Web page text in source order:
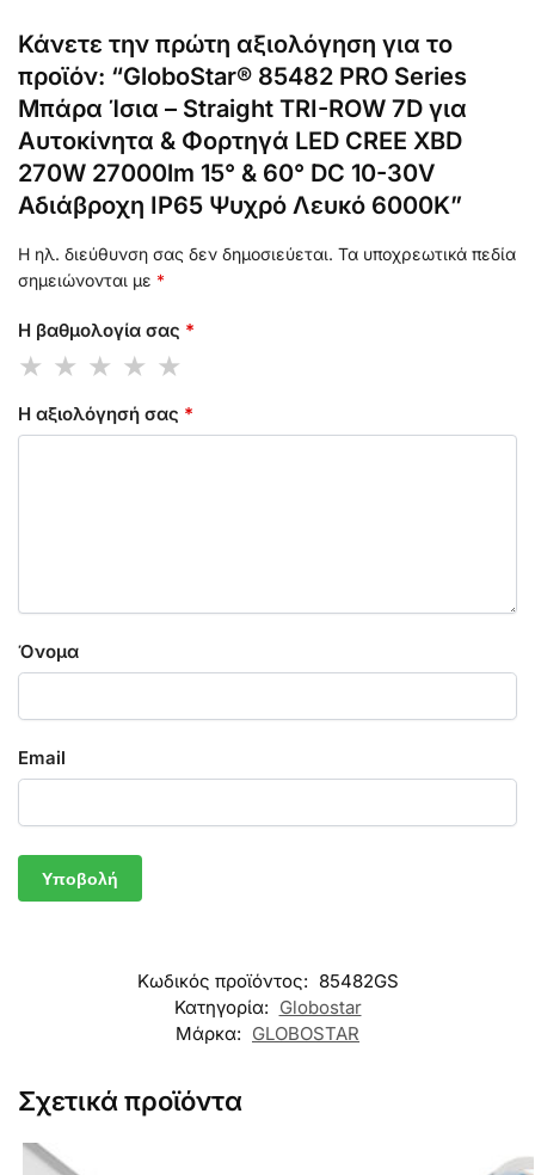
Κάνετε την πρώτη αξιολόγηση για το
προϊόν: “GloboStar® 85482 PRO Series
Μπάρα Ίσια – Straight TRI-ROW 7D για
Αυτοκίνητα & Φορτηγά LED CREE XBD
270W 27000lm 15° & 60° DC 10-30V
Αδιάβροχη IP65 Ψυχρό Λευκό 6000K”
Η ηλ. διεύθυνση σας δεν δημοσιεύεται. Τα υποχρεωτικά πεδία
σημειώνονται με *
Η βαθμολογία σας *
Η αξιολόγησή σας *
Όνομα
Email
Κωδικός προϊόντος: 85482GS
Κατηγορία: Globostar
Μάρκα: GLOBOSTAR
Σχετικά προϊόντα